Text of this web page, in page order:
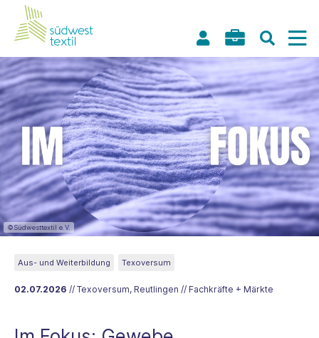
©Südwesttextil e.V.
02.07.2026 // Texoversum, Reutlingen // Fachkräfte + Märkte
Aus- und Weiterbildung Texoversum